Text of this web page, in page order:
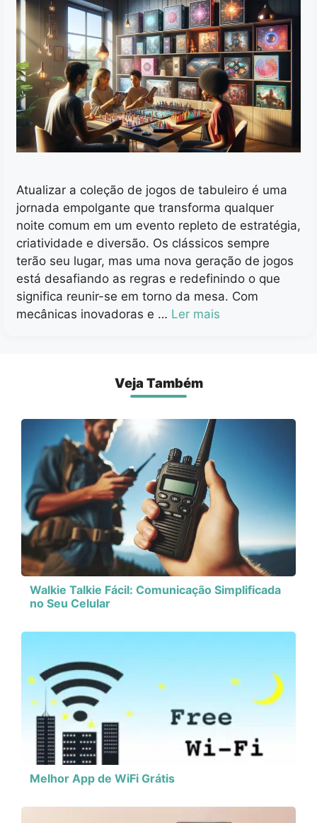
Atualizar a coleção de jogos de tabuleiro é uma
jornada empolgante que transforma qualquer
noite comum em um evento repleto de estratégia,
criatividade e diversão. Os clássicos sempre
terão seu lugar, mas uma nova geração de jogos
está desafiando as regras e redefinindo o que
significa reunir-se em torno da mesa. Com
mecânicas inovadoras e … Ler mais
Veja Também
Walkie Talkie Fácil: Comunicação Simplificada
no Seu Celular
Melhor App de WiFi Grátis